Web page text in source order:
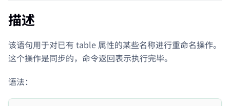
描述
该语句用于对已有 table 属性的某些名称进行重命名操作。
这个操作是同步的，命令返回表示执行完毕。
语法：